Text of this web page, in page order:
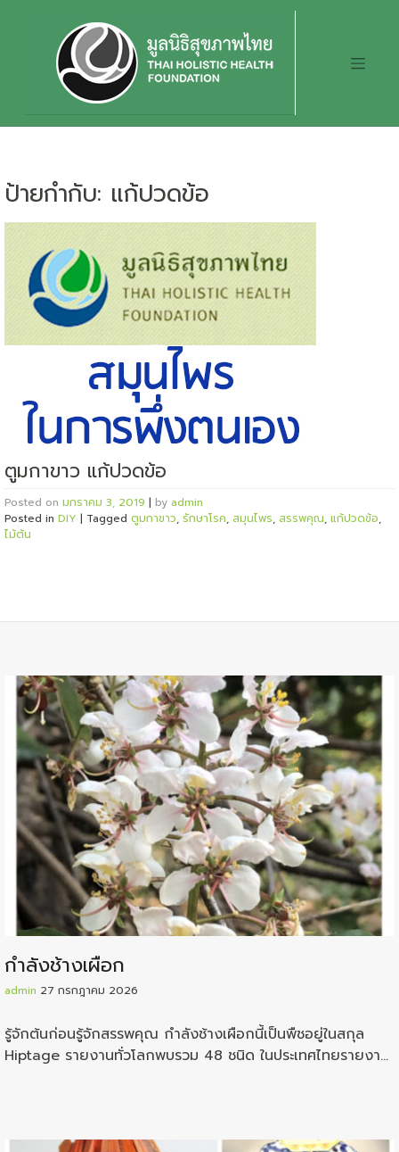
ป้ายกำกับ: แก้ปวดข้อ
ตูมกาขาว แก้ปวดข้อ
Posted on มกราคม 3, 2019 | by admin
Posted in DIY | Tagged ตูมกาขาว, รักษาโรค, สมุนไพร, สรรพคุณ, แก้ปวดข้อ,
ไม้ต้น
กำลังช้างเผือก
admin 27 กรกฎาคม 2026
รู้จักต้นก่อนรู้จักสรรพคุณ กำลังช้างเผือกนี้เป็นพืชอยู่ในสกุล
Hiptage รายงานทั่วโลกพบรวม 48 ชนิด ในประเทศไทยรายงาน